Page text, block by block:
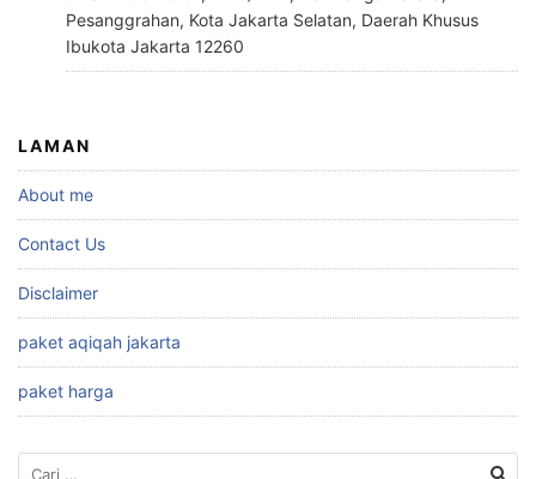
Pesanggrahan, Kota Jakarta Selatan, Daerah Khusus
Ibukota Jakarta 12260
LAMAN
About me
Contact Us
Disclaimer
paket aqiqah jakarta
paket harga
Cari